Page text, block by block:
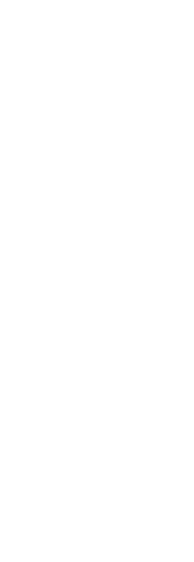
TO por 10
do Brasil